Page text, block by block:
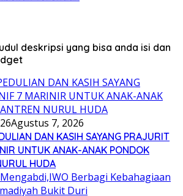
deskripsi yang bisa anda isi dan
Agustus 7, 2026
DAN KASIH SAYANG PRAJURIT
UNTUK ANAK-ANAK PONDOK
HUDA